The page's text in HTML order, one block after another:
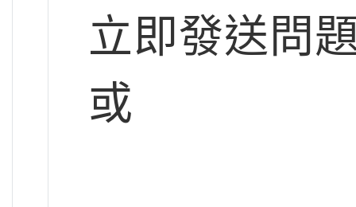
立即發送問
或